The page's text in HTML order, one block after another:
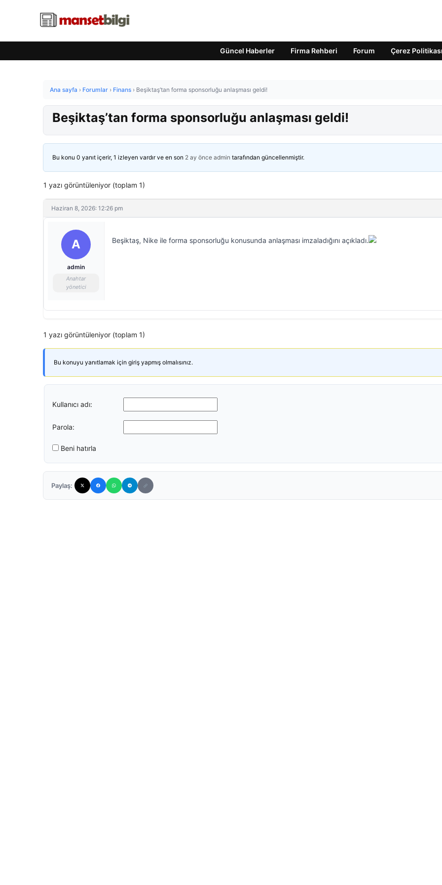
Güncel Haberler Firma Rehberi Forum Çerez Politikası
Ana sayfa › Forumlar › Finans › Beşiktaş’tan forma sponsorluğu anlaşması geldi!
Beşiktaş’tan forma sponsorluğu anlaşması geldi!
Bu konu 0 yanıt içerir, 1 izleyen vardır ve en son 2 ay önce admin tarafından güncellenmiştir.
1 yazı görüntüleniyor (toplam 1)
Haziran 8, 2026: 12:26 pm
A
admin
Anahtar
yönetici
Beşiktaş, Nike ile forma sponsorluğu konusunda anlaşması imzaladığını açıkladı.
1 yazı görüntüleniyor (toplam 1)
Bu konuyu yanıtlamak için giriş yapmış olmalısınız.
Kullanıcı adı:
Parola:
Beni hatırla
Paylaş: